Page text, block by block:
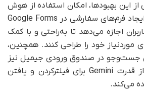
این بهبودها، امکان استفاده از هوش
مصنوعی Gemini برای ایجاد فرم‌های سفارشی در Google Forms
اجازه می‌دهد تا به‌راحتی و با کمک
خود را طراحی کنند. همچنین،
جست‌وجو در صندوق ورودی جیمیل نیز
اضافه شده است که از قدرت Gemini برای فیلتر‌کردن و یافتن
می‌کند.